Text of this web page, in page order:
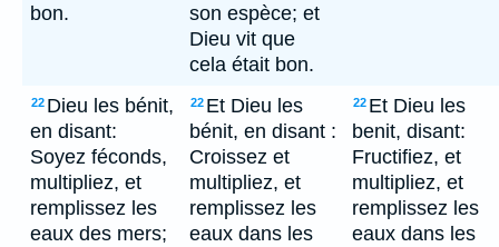
bon.
son espèce; et
Dieu vit que
cela était bon.
22 Dieu les bénit,
en disant:
Soyez féconds,
multipliez, et
remplissez les
eaux des mers;
22 Et Dieu les
bénit, en disant :
Croissez et
multipliez, et
remplissez les
eaux dans les
22 Et Dieu les
benit, disant:
Fructifiez, et
multipliez, et
remplissez les
eaux dans les